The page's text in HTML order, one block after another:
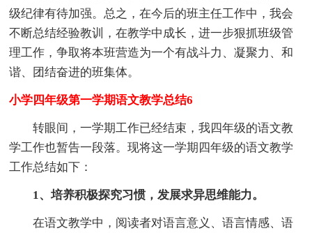
级纪律有待加强。总之，在今后的班主任工作中，我会
不断总结经验教训，在教学中成长，进一步狠抓班级管
理工作，争取将本班营造为一个有战斗力、凝聚力、和
谐、团结奋进的班集体。
小学四年级第一学期语文教学总结6
转眼间，一学期工作已经结束，我四年级的语文教
学工作也暂告一段落。现将这一学期四年级的语文教学
工作总结如下：
1、培养积极探究习惯，发展求异思维能力。
在语文教学中，阅读者对语言意义、语言情感、语